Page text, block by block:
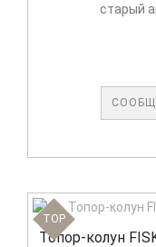
старый
TOP
Топор-колун